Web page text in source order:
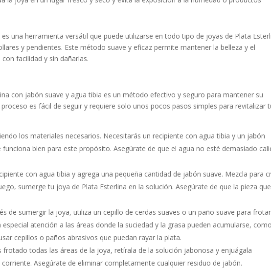
una herramienta versátil que puede utilizarse en todo tipo de joyas de Plata
y pendientes. Este método suave y eficaz permite mantener la belleza y el
facilidad y sin dañarlas.
con jabón suave y agua tibia es un método efectivo y seguro para mantener su
es fácil de seguir y requiere solo unos pocos pasos simples para revitalizar
los materiales necesarios. Necesitarás un recipiente con agua tibia y un jabón
bien para este propósito. Asegúrate de que el agua no esté demasiado
con agua tibia y agrega una pequeña cantidad de jabón suave. Mezcla para
sumerge tu joya de Plata Esterlina en la solución. Asegúrate de que la pieza
de sumergir la joya, utiliza un cepillo de cerdas suaves o un paño suave para frotar
atención a las áreas donde la suciedad y la grasa pueden acumularse,
cepillos o paños abrasivos que puedan rayar la plata.
frotado todas las áreas de la joya, retírala de la solución jabonosa y enjuágala
Asegúrate de eliminar completamente cualquier residuo de jabón.